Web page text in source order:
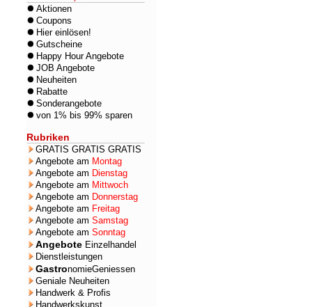
Aktionen
Coupons
Hier einlösen!
Gutscheine
Happy Hour Angebote
JOB Angebote
Neuheiten
Rabatte
Sonderangebote
von 1% bis 99% sparen
Rubriken
GRATIS GRATIS GRATIS
Angebote am Montag
Angebote am Dienstag
Angebote am Mittwoch
Angebote am Donnerstag
Angebote am Freitag
Angebote am Samstag
Angebote am Sonntag
Angebote Einzelhandel
Dienstleistungen
GastronomieGeniessen
Geniale Neuheiten
Handwerk & Profis
Handwerkskunst